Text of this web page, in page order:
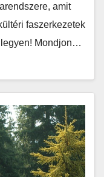
amit
faszerkezetek
Mondjon…